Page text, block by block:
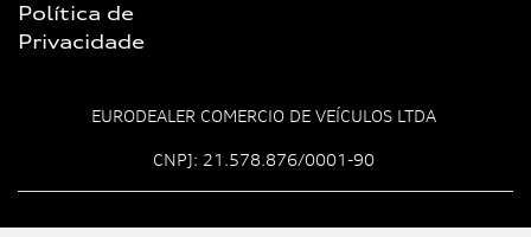
Política de
Privacidade
EURODEALER COMERCIO DE VEÍCULOS LTDA
CNPJ: 21.578.876/0001-90